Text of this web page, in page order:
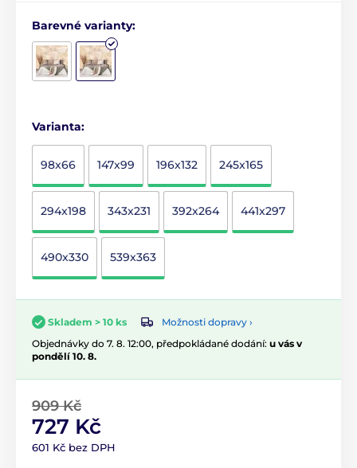
Barevné varianty:
Varianta:
98x66 147x99 196x132 245x165
294x198 343x231 392x264 441x297
490x330 539x363
Skladem > 10 ks
Možnosti dopravy ›
Objednávky do 7. 8. 12:00, předpokládané dodání: u vás v
pondělí 10. 8.
909 Kč
727 Kč
601 Kč bez DPH